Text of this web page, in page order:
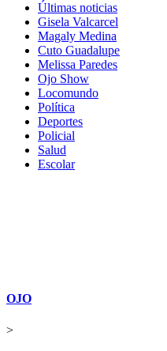
Últimas noticias
Gisela Valcarcel
Magaly Medina
Cuto Guadalupe
Melissa Paredes
Ojo Show
Locomundo
Política
Deportes
Policial
Salud
Escolar
OJO
>